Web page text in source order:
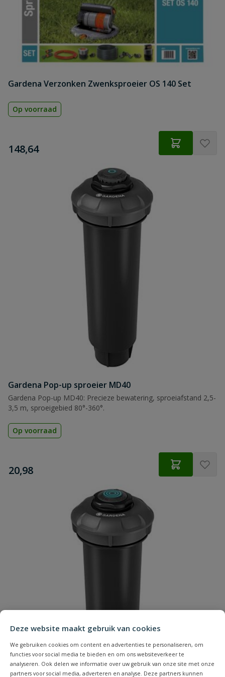
Deze website maakt gebruik van cookies
We gebruiken cookies om content en advertenties te personaliseren, om
functies voor social media te bieden en om ons websiteverkeer te
analyseren. Ook delen we informatie over uw gebruik van onze site met onze
partners voor social media, adverteren en analyse. Deze partners kunnen
Gardena Verzonken Zwenksproeier OS 140 Set
Op voorraad
€
148,64
Gardena Pop-up sproeier MD40
Gardena Pop-up MD40: Precieze bewatering, sproeiafstand 2,5-
3,5 m, sproeigebied 80°-360°.
Op voorraad
€
20,98